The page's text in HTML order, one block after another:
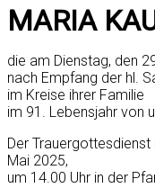
MARIA
die am Dienstag, den
nach Empfang der hl.
im Kreise ihrer Familie
im 91. Lebensjahr von
Der
Mai 2025,
um 14.00 Uhr in der